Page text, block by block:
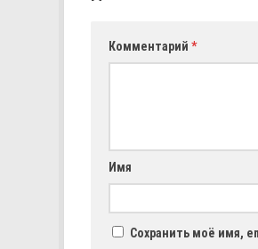
Комментарий *
Имя
Сохранить моё имя,